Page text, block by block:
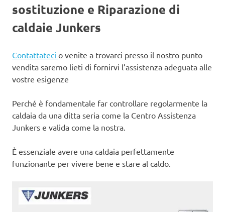
sostituzione e Riparazione di
caldaie Junkers
Contattateci o venite a trovarci presso il nostro punto
vendita saremo lieti di fornirvi l’assistenza adeguata alle
vostre esigenze
Perché è fondamentale far controllare regolarmente la
caldaia da una ditta seria come la Centro Assistenza
Junkers e valida come la nostra.
È essenziale avere una caldaia perfettamente
funzionante per vivere bene e stare al caldo.